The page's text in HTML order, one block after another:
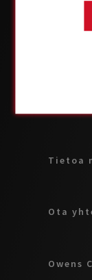
TIETOJA
Tietoa
Ota
Owens